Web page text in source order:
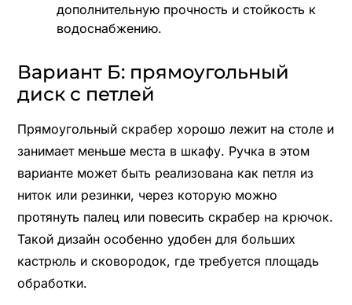
дополнительную прочность и стойкость к
водоснабжению.
Вариант Б: прямоугольный
диск с петлей
Прямоугольный скрабер хорошо лежит на столе и
занимает меньше места в шкафу. Ручка в этом
варианте может быть реализована как петля из
ниток или резинки, через которую можно
протянуть палец или повесить скрабер на крючок.
Такой дизайн особенно удобен для больших
кастрюль и сковородок, где требуется площадь
обработки.